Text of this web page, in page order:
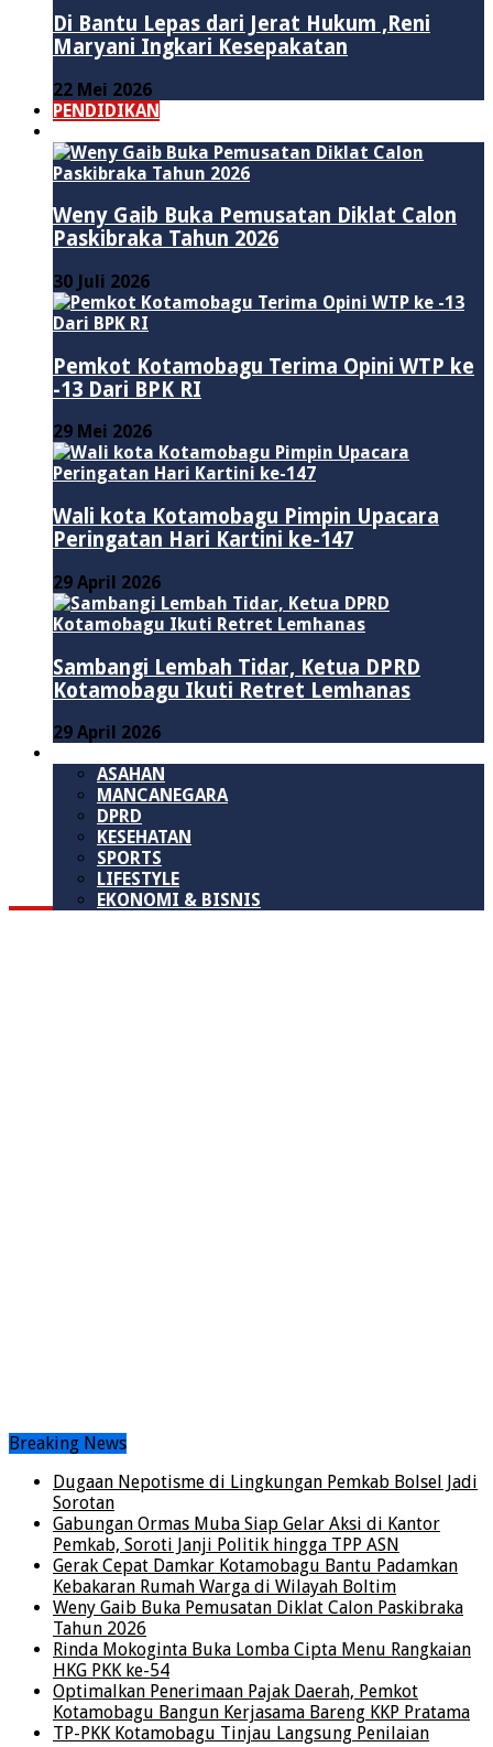
Di Bantu Lepas dari Jerat Hukum ,Reni
Maryani Ingkari Kesepakatan
22 Mei 2026
PENDIDIKAN
Weny Gaib Buka Pemusatan Diklat Calon
Paskibraka Tahun 2026
30 Juli 2026
Pemkot Kotamobagu Terima Opini WTP ke
-13 Dari BPK RI
29 Mei 2026
Wali kota Kotamobagu Pimpin Upacara
Peringatan Hari Kartini ke-147
29 April 2026
Sambangi Lembah Tidar, Ketua DPRD
Kotamobagu Ikuti Retret Lemhanas
29 April 2026
ASAHAN
MANCANEGARA
DPRD
KESEHATAN
SPORTS
LIFESTYLE
EKONOMI & BISNIS
Breaking News
Dugaan Nepotisme di Lingkungan Pemkab Bolsel Jadi
Sorotan
Gabungan Ormas Muba Siap Gelar Aksi di Kantor
Pemkab, Soroti Janji Politik hingga TPP ASN
Gerak Cepat Damkar Kotamobagu Bantu Padamkan
Kebakaran Rumah Warga di Wilayah Boltim
Weny Gaib Buka Pemusatan Diklat Calon Paskibraka
Tahun 2026
Rinda Mokoginta Buka Lomba Cipta Menu Rangkaian
HKG PKK ke-54
Optimalkan Penerimaan Pajak Daerah, Pemkot
Kotamobagu Bangun Kerjasama Bareng KKP Pratama
TP-PKK Kotamobagu Tinjau Langsung Penilaian